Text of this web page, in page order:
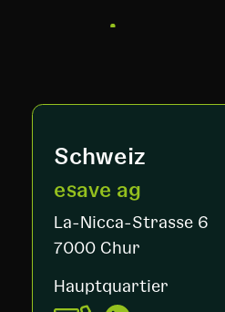
Schweiz
esave ag
La-Nicca-Strasse 6
7000 Chur
Hauptquartier